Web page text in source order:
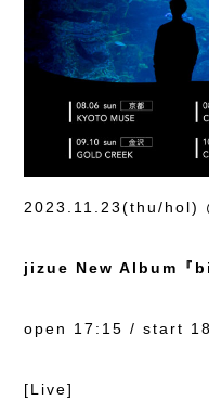
2023.11.23(thu/hol)
jizue New Album『
open 17:15 / start
[Live]